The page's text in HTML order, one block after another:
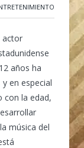
actor
años ha
en especial
con la edad,
música del